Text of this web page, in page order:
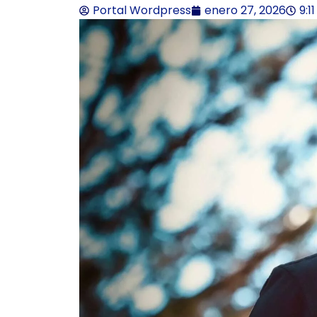
Portal Wordpress enero 27, 2026